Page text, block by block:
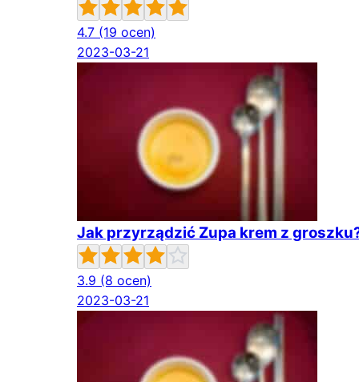
4.7 (19 ocen)
2023-03-21
Jak przyrządzić Zupa krem z
3.9 (8 ocen)
2023-03-21